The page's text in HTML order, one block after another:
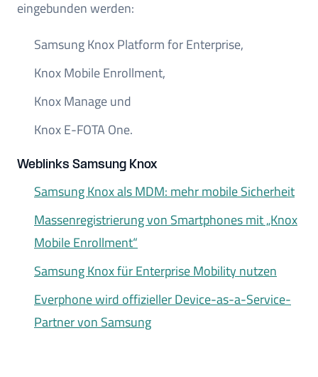
eingebunden werden:
Samsung Knox Platform for Enterprise,
Knox Mobile Enrollment,
Knox Manage und
Knox E-FOTA One.
Weblinks Samsung Knox
Samsung Knox als MDM: mehr mobile Sicherheit
Massenregistrierung von Smartphones mit „Knox
Mobile Enrollment“
Samsung Knox für Enterprise Mobility nutzen
Everphone wird offizieller Device-as-a-Service-
Partner von Samsung